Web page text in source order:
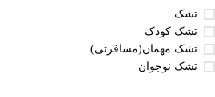
تشک
تشک کودک
تشک مهمان(مسافرتی)
تشک نوجوان